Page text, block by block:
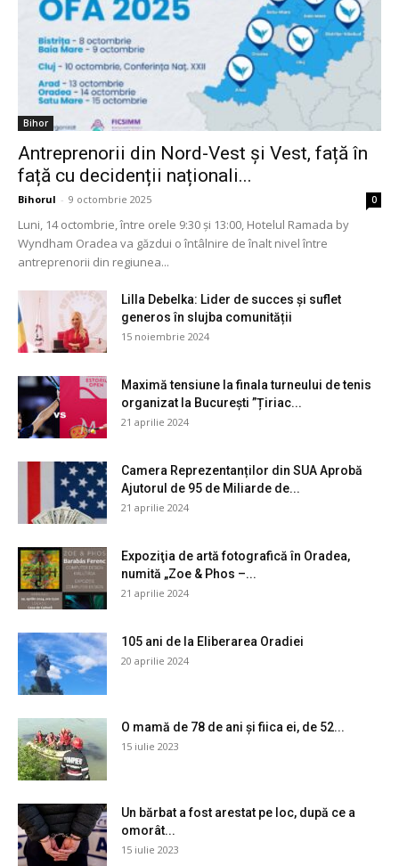
Bihor
Antreprenorii din Nord-Vest și Vest, față în
față cu decidenții naționali...
Bihorul - 9 octombrie 2025 0
Luni, 14 octombrie, între orele 9:30 și 13:00, Hotelul Ramada by
Wyndham Oradea va găzdui o întâlnire de înalt nivel între
antreprenorii din regiunea...
Lilla Debelka: Lider de succes și suflet
generos în slujba comunității
15 noiembrie 2024
Maximă tensiune la finala turneului de tenis
organizat la București ”Țiriac...
21 aprilie 2024
Camera Reprezentanților din SUA Aprobă
Ajutorul de 95 de Miliarde de...
21 aprilie 2024
Expoziţia de artă fotografică în Oradea,
numită „Zoe & Phos –...
21 aprilie 2024
105 ani de la Eliberarea Oradiei
20 aprilie 2024
O mamă de 78 de ani și fiica ei, de 52...
15 iulie 2023
Un bărbat a fost arestat pe loc, după ce a
omorât...
15 iulie 2023